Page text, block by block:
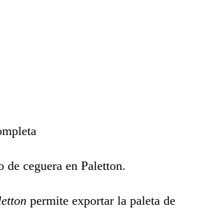
permite exportar la paleta de